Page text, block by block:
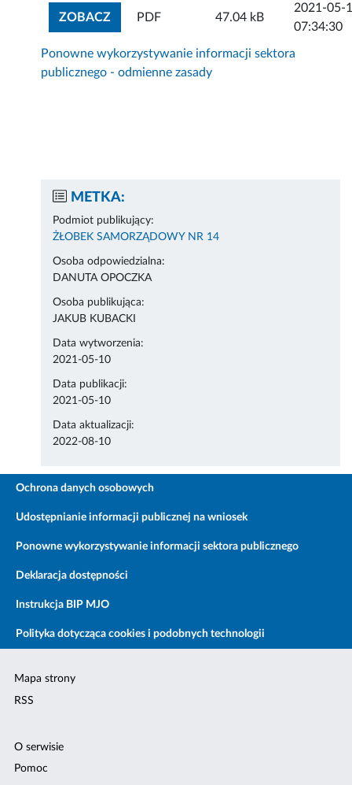
ZOBACZZOBACZ ZAŁĄCZNIK
PDF 47.04 kB
2021-05-
07:34:30
Ponowne wykorzystywanie informacji sektora
publicznego - odmienne zasady
METKA:
Podmiot publikujący:
ŻŁOBEK SAMORZĄDOWY NR 14
Osoba odpowiedzialna:
DANUTA OPOCZKA
Osoba publikująca:
JAKUB KUBACKI
Data wytworzenia:
2021-05-10
Data publikacji:
2021-05-10
Data aktualizacji:
2022-08-10
Ochrona danych osobowych
Udostępnianie informacji publicznej na wniosek
Ponowne wykorzystywanie informacji sektora publicznego
Deklaracja dostępności
Instrukcja BIP MJO
Polityka dotycząca cookies i podobnych technologii
Mapa strony
RSS
O serwisie
Pomoc